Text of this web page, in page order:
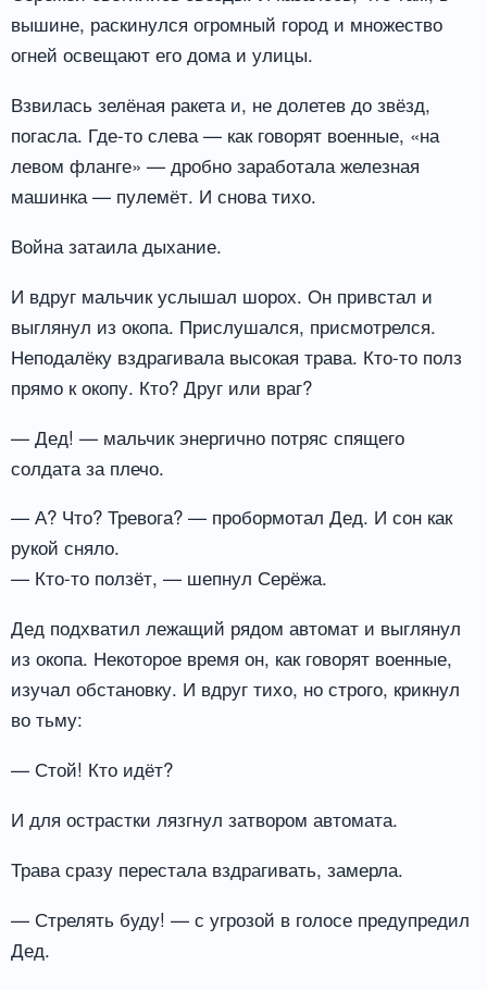
вышине, раскинулся огромный город и множество
огней освещают его дома и улицы.
Взвилась зелёная ракета и, не долетев до звёзд,
погасла. Где-то слева — как говорят военные, «на
левом фланге» — дробно заработала железная
машинка — пулемёт. И снова тихо.
Война затаила дыхание.
И вдруг мальчик услышал шорох. Он привстал и
выглянул из окопа. Прислушался, присмотрелся.
Неподалёку вздрагивала высокая трава. Кто-то полз
прямо к окопу. Кто? Друг или враг?
— Дед! — мальчик энергично потряс спящего
солдата за плечо.
— А? Что? Тревога? — пробормотал Дед. И сон как
рукой сняло.
— Кто-то ползёт, — шепнул Серёжа.
Дед подхватил лежащий рядом автомат и выглянул
из окопа. Некоторое время он, как говорят военные,
изучал обстановку. И вдруг тихо, но строго, крикнул
во тьму:
— Стой! Кто идёт?
И для острастки лязгнул затвором автомата.
Трава сразу перестала вздрагивать, замерла.
— Стрелять буду! — с угрозой в голосе предупредил
Дед.